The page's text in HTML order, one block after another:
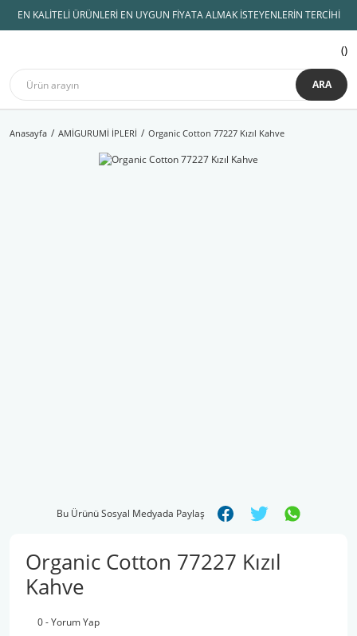
EN KALİTELİ ÜRÜNLERİ EN UYGUN FİYATA ALMAK İSTEYENLERİN TERCİHİ
ARA
Anasayfa AMİGURUMİ İPLERİ Organic Cotton 77227 Kızıl Kahve
Bu Ürünü Sosyal Medyada Paylaş
Organic Cotton 77227 Kızıl
Kahve
0 - Yorum Yap